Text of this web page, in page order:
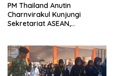
PM Thailand Anutin
Charnvirakul Kunjungi
Sekretariat ASEAN,